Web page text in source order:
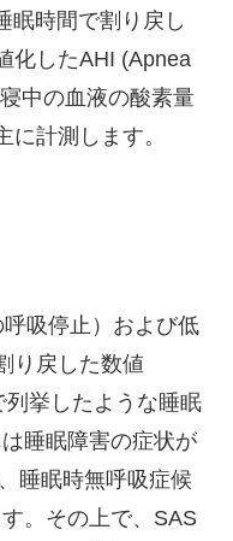
眠時間で割り戻し
化したAHI (Apnea
中の血液の酸素量
に計測します。
吸停止）および低
り戻した数値
列挙したような睡眠
睡眠障害の症状が
睡眠時無呼吸症候
。その上で、SAS